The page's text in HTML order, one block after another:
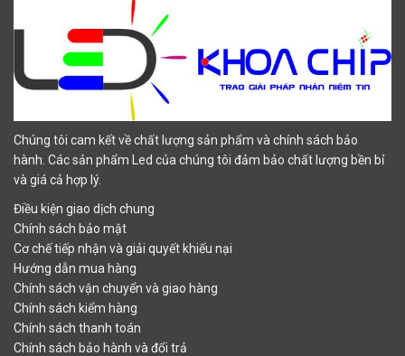
Chúng tôi cam kết về chất lượng sản phẩm và chính sách bảo
hành. Các sản phẩm Led của chúng tôi đảm bảo chất lượng bền bỉ
và giá cả hợp lý.
Điều kiện giao dịch chung
Chính sách bảo mật
Cơ chế tiếp nhận và giải quyết khiếu nại
Hướng dẫn mua hàng
Chính sách vận chuyển và giao hàng
Chính sách kiểm hàng
Chính sách thanh toán
Chính sách bảo hành và đổi trả